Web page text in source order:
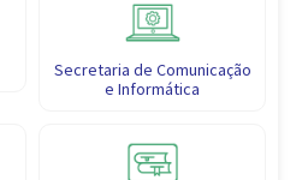
Secretaria de Comunicação
e Informática